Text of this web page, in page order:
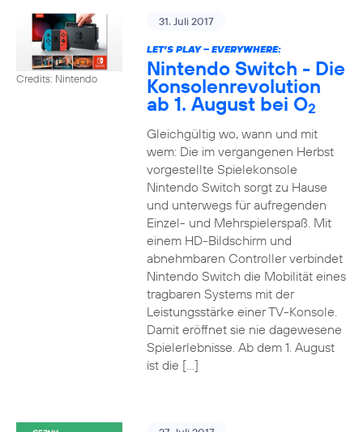
Credits: Nintendo
31. Juli 2017
LET’S PLAY – EVERYWHERE:
Nintendo Switch - Die
Konsolenrevolution
ab 1. August bei O2
Gleichgültig wo, wann und mit
wem: Die im vergangenen Herbst
vorgestellte Spielekonsole
Nintendo Switch sorgt zu Hause
und unterwegs für aufregenden
Einzel- und Mehrspielerspaß. Mit
einem HD-Bildschirm und
abnehmbaren Controller verbindet
Nintendo Switch die Mobilität eines
tragbaren Systems mit der
Leistungsstärke einer TV-Konsole.
Damit eröffnet sie nie dagewesene
Spielerlebnisse. Ab dem 1. August
ist die […]